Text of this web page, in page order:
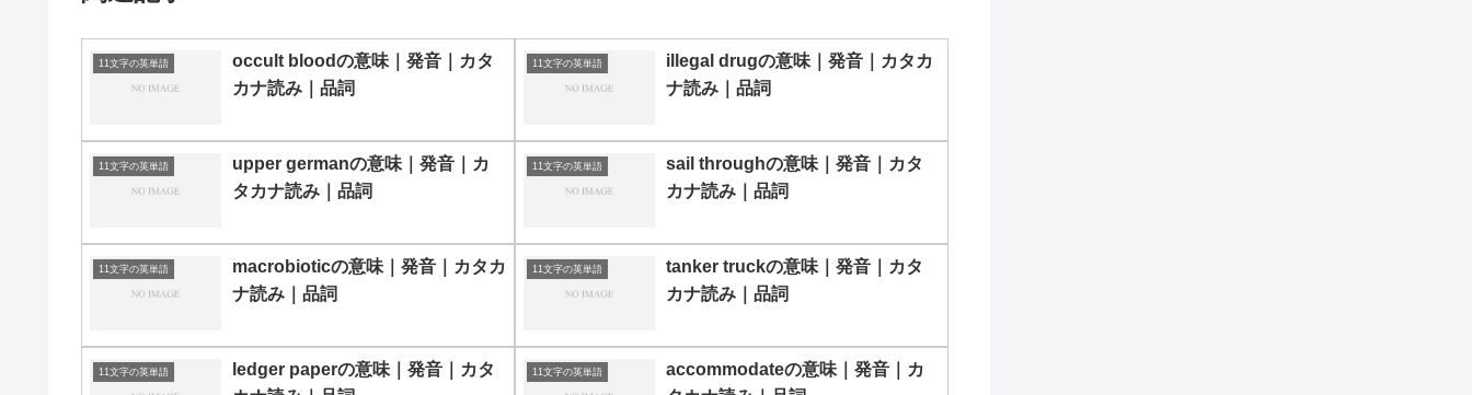
11文字の英単語
occult bloodの意味｜発音｜カタ
カナ読み｜品詞
11文字の英単語
illegal drugの意味｜発音｜カタカ
ナ読み｜品詞
11文字の英単語
upper germanの意味｜発音｜カ
タカナ読み｜品詞
11文字の英単語
sail throughの意味｜発音｜カタ
カナ読み｜品詞
11文字の英単語
macrobioticの意味｜発音｜カタカ
ナ読み｜品詞
11文字の英単語
tanker truckの意味｜発音｜カタ
カナ読み｜品詞
11文字の英単語
ledger paperの意味｜発音｜カタ
11文字の英単語
accommodateの意味｜発音｜カ